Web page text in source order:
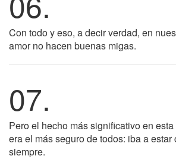
Con todo y eso, a decir verdad, en
amor no hacen buenas migas.
07.
Pero el hecho más significativo en
era el más seguro de todos: iba a
siempre.